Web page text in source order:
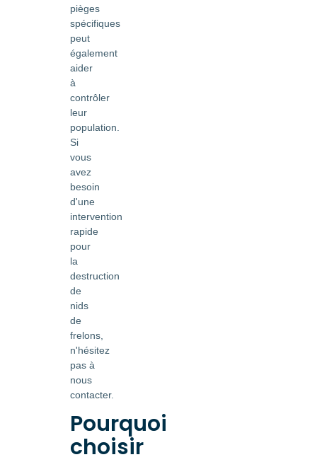
pièges
spécifiques
peut
également
aider
à
contrôler
leur
population.
Si
vous
avez
besoin
d'une
intervention
rapide
pour
la
destruction
de
nids
de
frelons,
n'hésitez
pas à
nous
contacter.
Pourquoi
choisir